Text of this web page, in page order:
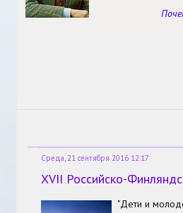
Среда, 21 сентября 2016 12:17
XVII Российско-
"Дети и